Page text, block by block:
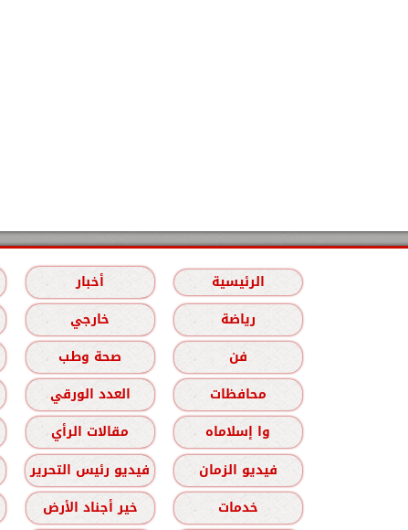
الرئيسية أخبار
رياضة
خارجي
فن
صحة وطب
محافظات
العدد الورقي
وا إسلاماه
مقالات الرأي
فيديو الزمان
فيديو رئيس التحرير
خدمات
خير أجناد الأرض